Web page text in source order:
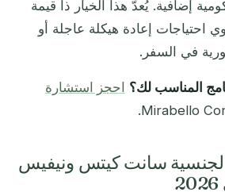
إضافية. يُعدّ هذا الخيار ذا قيمة
احتياجات إعادة هيكلة عاجلة أو
في السفر.
المناسب لك؟ احجز استشارة
لجنسية سانت كيتس ونيفيس